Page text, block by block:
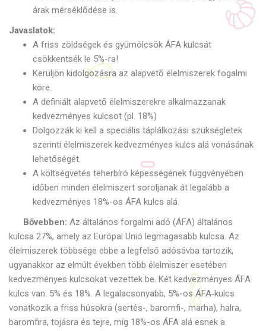
árak mérséklődése is.
Javaslatok:
A friss zöldségek és gyümölcsök ÁFA kulcsát
csökkentsék le 5%-ra!
Kerüljön kidolgozásra az alapvető élelmiszerek fogalmi
köre.
A definiált alapvető élelmiszerekre alkalmazzanak
kedvezményes kulcsot (pl. 18%)
Dolgozzák ki kell a speciális táplálkozási szükségletek
szerinti élelmiszerek kedvezményes kulcs alá vonásának
lehetőségét.
A költségvetés teherbíró képességének függvényében
időben minden élelmiszert soroljanak át legalább a
kedvezményes 18%-os ÁFA kulcs alá.
Bővebben: Az általános forgalmi adó (ÁFA) általános
kulcsa 27%, amely az Európai Unió legmagasabb kulcsa. Az
élelmiszerek többsége ebbe a legfelső adósávba tartozik,
ugyanakkor az elmúlt években több élelmiszer esetében
kedvezményes kulcsokat vezettek be. Két kedvezményes ÁFA
kulcs van: 5% és 18%. A legalacsonyabb, 5%-os ÁFA‑kulcs
vonatkozik a friss húsokra (sertés-, baromfi-, marha), halra,
baromfira, tojásra és tejre, míg 18%-os ÁFA alá esnek a